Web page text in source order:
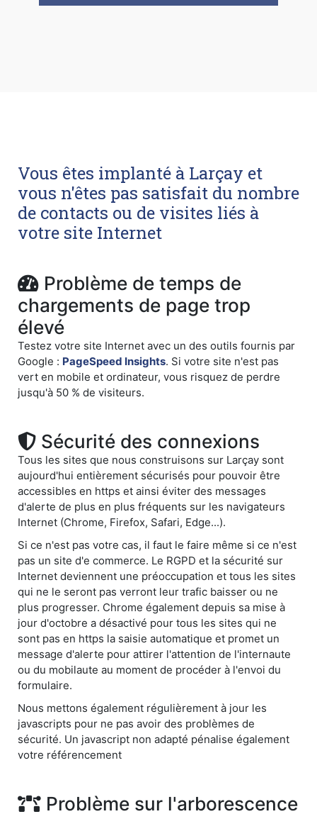
Vous êtes implanté à Larçay et
vous n'êtes pas satisfait du nombre
de contacts ou de visites liés à
votre site Internet
Problème de temps de
chargements de page trop
élevé
Testez votre site Internet avec un des outils fournis par
Google : PageSpeed Insights. Si votre site n'est pas
vert en mobile et ordinateur, vous risquez de perdre
jusqu'à 50 % de visiteurs.
Sécurité des connexions
Tous les sites que nous construisons sur Larçay sont
aujourd'hui entièrement sécurisés pour pouvoir être
accessibles en https et ainsi éviter des messages
d'alerte de plus en plus fréquents sur les navigateurs
Internet (Chrome, Firefox, Safari, Edge...).
Si ce n'est pas votre cas, il faut le faire même si ce n'est
pas un site d'e commerce. Le RGPD et la sécurité sur
Internet deviennent une préoccupation et tous les sites
qui ne le seront pas verront leur trafic baisser ou ne
plus progresser. Chrome également depuis sa mise à
jour d'octobre a désactivé pour tous les sites qui ne
sont pas en https la saisie automatique et promet un
message d'alerte pour attirer l'attention de l'internaute
ou du mobilaute au moment de procéder à l'envoi du
formulaire.
Nous mettons également régulièrement à jour les
javascripts pour ne pas avoir des problèmes de
sécurité. Un javascript non adapté pénalise également
votre référencement
Problème sur l'arborescence